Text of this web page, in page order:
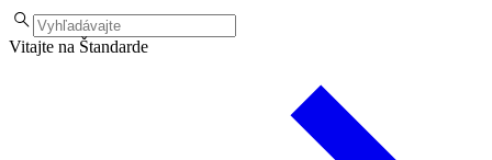
Vitajte na Štandarde